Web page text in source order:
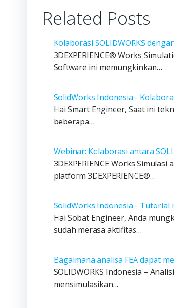
Related Posts
Kolaborasi SOLIDWORKS
3DEXPERIENCE® Works
Software ini memungkinkan…
SolidWorks Indonesia -
Hai Smart Engineer, Saat ini
beberapa…
Webinar: Kolaborasi antara
3DEXPERIENCE Works
platform 3DEXPERIENCE®…
SolidWorks Indonesia - Tutorial
Hai Sobat Engineer, Anda
sudah merasa aktifitas…
Bagaimana analisa FEA dapat
SOLIDWORKS Indonesia –
mensimulasikan…